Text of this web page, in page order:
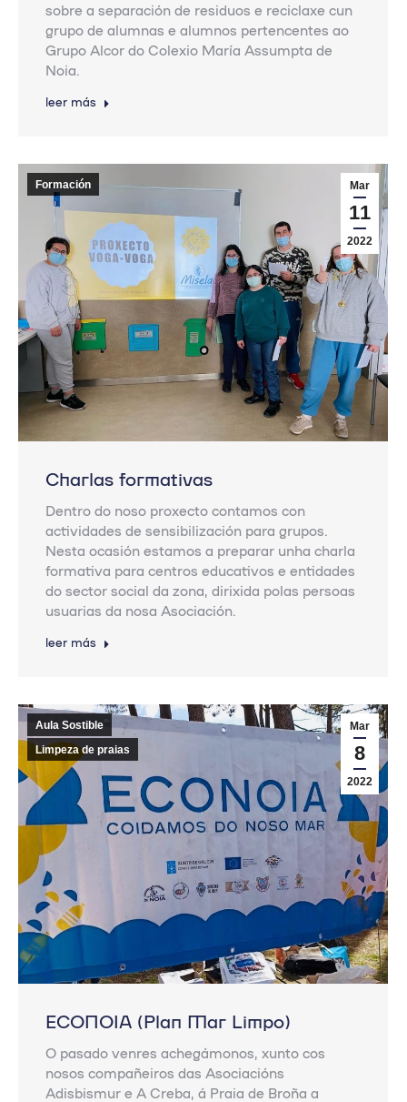
sobre a separación de residuos e reciclaxe cun
grupo de alumnas e alumnos pertencentes ao
Grupo Alcor do Colexio María Assumpta de
Noia.
leer más
Mar
11
2022
Formación
Charlas formativas
Dentro do noso proxecto contamos con
actividades de sensibilización para grupos.
Nesta ocasión estamos a preparar unha charla
formativa para centros educativos e entidades
do sector social da zona, dirixida polas persoas
usuarias da nosa Asociación.
leer más
Mar
8
2022
Aula Sostible
Limpeza de praias
ECONOIA (Plan Mar Limpo)
O pasado venres achegámonos, xunto cos
nosos compañeiros das Asociacións
Adisbismur e A Creba, á Praia de Broña a